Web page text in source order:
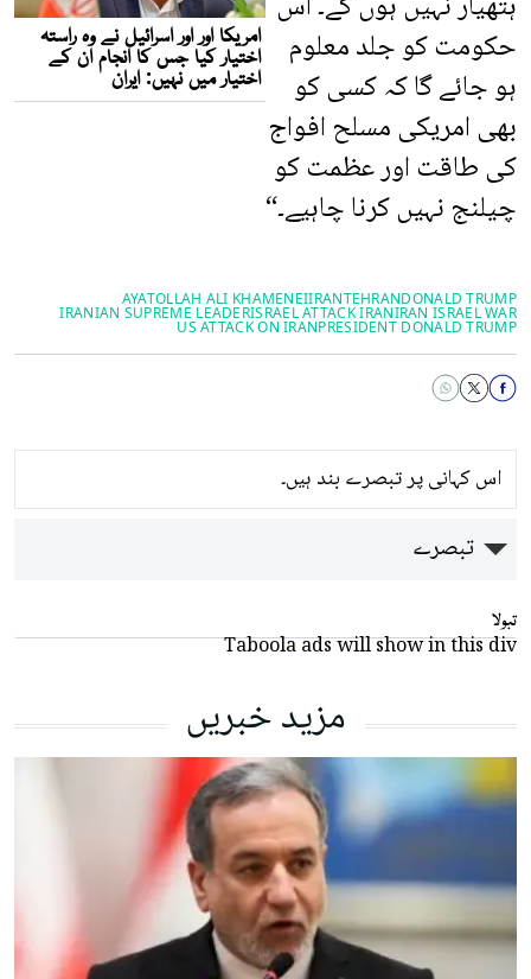
حکومت کو جلد معلوم
ہو جائے گا کہ کسی کو
بھی امریکی مسلح افواج
کی طاقت اور عظمت کو
چیلنج نہیں کرنا چاہیے۔“
DONALD TRUMP
TEHRAN
IRAN
AYATOLLAH ALI KHAMENEI
IRAN ISRAEL WAR
ISRAEL ATTACK IRAN
IRANIAN SUPREME LEADER
PRESIDENT DONALD TRUMP
US ATTACK ON IRAN
اس کہانی پر تبصرے بند ہیں۔
تبصرے
تبولا
Taboola ads will show in this div
مزید خبریں